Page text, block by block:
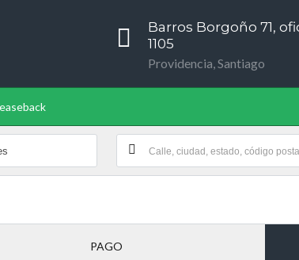
Barros Borgoño 71,
1105
Providencia, Santiago
PAGO